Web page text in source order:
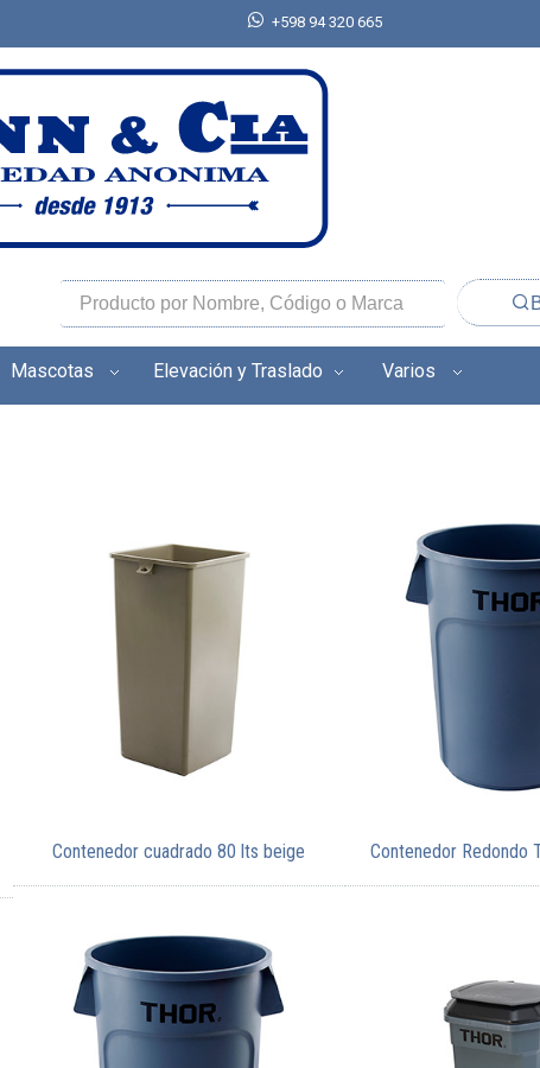
+598 94 320 665
Mascotas Elevación y Traslado Varios
Contenedor cuadrado 80 lts beige Contenedor Redondo